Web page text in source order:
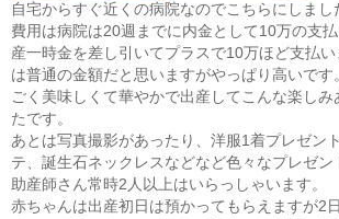
自宅からすぐ近くの病院なのでこちらにしまし
費用は病院は20週までに内金として10万の支
産一時金を差し引いてプラスで10万ほど支払
は普通の金額だと思いますがやっぱり高いです
ごく美味しくて華やかで出産してこんな楽しみ
たです。
あとは写真撮影があったり、洋服1着プレゼン
テ、誕生石ネックレスなどなど色々なプレゼン
助産師さん常時2人以上はいらっしゃいます。
赤ちゃんは出産初日は預かってもらえますが2